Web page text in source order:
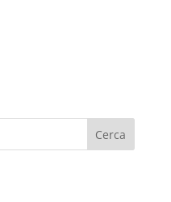
Cerca